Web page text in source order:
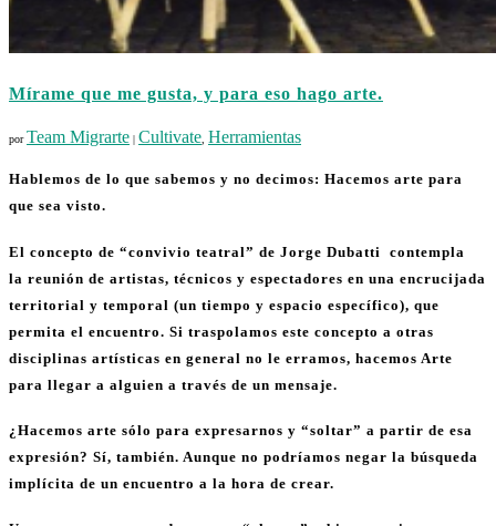
Mírame que me gusta, y para eso hago arte.
porTeam Migrarte | Cultivate Herramientas
Hablemos de lo que sabemos y no decimos: Hacemos arte para
que sea visto.
El concepto de “convivio teatral” de Jorge Dubatti contempla
la reunión de artistas, técnicos y espectadores en una encrucijada
territorial y temporal (un tiempo y espacio específico), que
permita el encuentro. Si traspolamos este concepto a otras
disciplinas artísticas en general no le erramos, hacemos Arte
para llegar a alguien a través de un mensaje.
¿Hacemos arte sólo para expresarnos y “soltar” a partir de esa
expresión? Sí, también. Aunque no podríamos negar la búsqueda
implícita de un encuentro a la hora de crear.